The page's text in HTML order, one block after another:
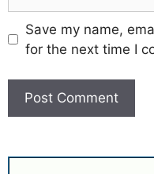
Save my name,
for the next time I